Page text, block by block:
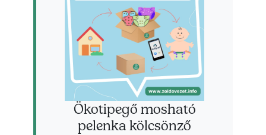
Ökotipegő mosható
pelenka kölcsönző